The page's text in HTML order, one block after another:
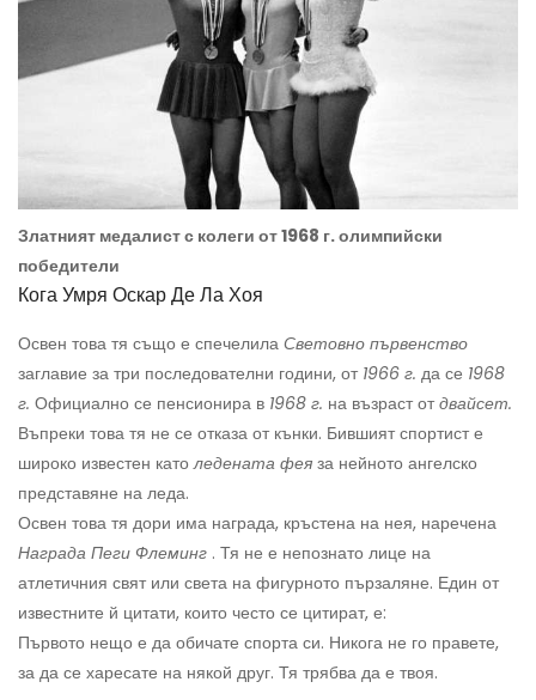
Златният медалист с колеги от 1968 г. олимпийски
победители
Кога Умря Оскар Де Ла Хоя
Освен това тя също е спечелила Световно първенство
заглавие за три последователни години, от 1966 г. да се 1968
г. Официално се пенсионира в 1968 г. на възраст отдвайсет.
Въпреки това тя не се отказа от кънки. Бившият спортист е
широко известен католедената фея за нейното ангелско
представяне на леда.
Освен това тя дори има награда, кръстена на нея, наречена
Награда Пеги Флеминг . Тя не е непознато лице на
атлетичния свят или света на фигурното пързаляне. Един от
известните й цитати, които често се цитират, е:
Първото нещо е да обичате спорта си. Никога не го правете,
за да се харесате на някой друг. Тя трябва да е твоя.